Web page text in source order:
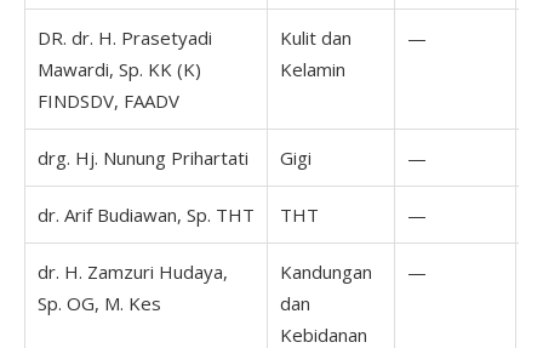
DR. dr. H. Prasetyadi
Mawardi, Sp. KK (K)
FINDSDV, FAADV
Kulit dan
Kelamin
—
drg. Hj. Nunung Prihartati Gigi —
dr. Arif Budiawan, Sp. THT THT —
dr. H. Zamzuri Hudaya,
Sp. OG, M. Kes
Kandungan
dan
Kebidanan
—